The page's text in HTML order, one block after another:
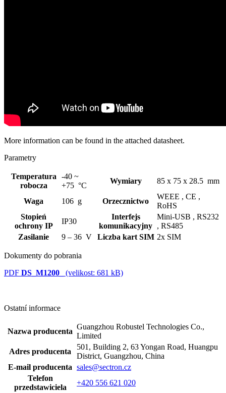
More information can be found in the attached datasheet.
Parametry
Temperatura
robocza
-40 ~
+75 °C
Wymiary 85 x 75 x 28.5 mm
Waga 106 g Orzecznictwo
WEEE , CE ,
RoHS
Stopień
ochrony IP
IP30
Interfejs
komunikacyjny
Mini-USB , RS232
, RS485
Zasilanie
9 – 36 V Liczba kart SIM 2x SIM
Dokumenty do pobrania
PDF DS_M1200_ (velikost: 681 kB)
Ostatní informace
Nazwa producenta
Guangzhou Robustel Technologies Co.,
Limited
Adres producenta
501, Building 2, 63 Yongan Road, Huangpu
District, Guangzhou, China
E-mail producenta sales@sectron.cz
Telefon
przedstawiciela
+420 556 621 020